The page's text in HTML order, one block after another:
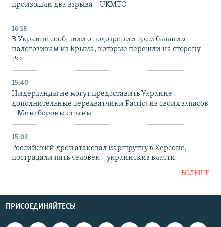
произошли два взрыва – UKMTO
16:18
В Украине сообщили о подозрении трем бывшим
налоговикам из Крыма, которые перешли на сторону
РФ
15:40
Нидерланды не могут предоставить Украине
дополнительные перехватчики Patriot из своих запасов
– Минобороны страны
15:02
Российский дрон атаковал маршрутку в Херсоне,
пострадали пять человек – украинские власти
БОЛЬШЕ
ПРИСОЕДИНЯЙТЕСЬ!